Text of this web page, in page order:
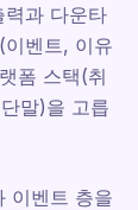
과 다운타
벤트, 이유
폼 스택(취
말)을 고릅
이벤트 층을